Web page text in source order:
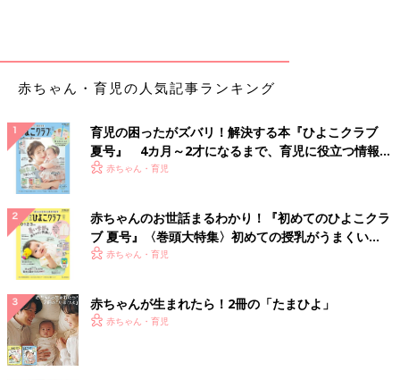
出典：Instagramアカウント「minamaru_baby」
赤ちゃん・育児の人気記事ランキング
育児の困ったがズバリ！解決する本『ひよこクラブ
夏号』 4カ月～2才になるまで、育児に役立つ情報が
いっぱい！
赤ちゃん・育児
赤ちゃんのお世話まるわかり！『初めてのひよこクラ
ブ 夏号』〈巻頭大特集〉初めての授乳がうまくい
く！ おっぱい・ミルクの基本と夏のトラブル 解決テ
赤ちゃん・育児
赤ちゃんが生まれたら！2冊の「たまひよ」
赤ちゃん・育児